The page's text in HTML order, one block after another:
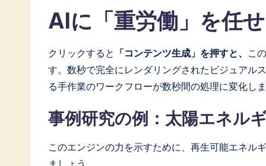
AIに「重労働」を任
クリックすると 「コンテンツ生成」を押すと、 こ
す。数秒で完全にレンダリングされたビジュアル
る手作業のワークフローが数秒間の処理に変化しま
事例研究の例：太陽エネル
このエンジンの力を示すために、再生可能エネル
ましょう。